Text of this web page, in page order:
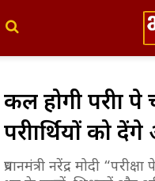
कल होगी परीक्षा
परीक्षार्थियों को
प्रधानमंत्री नरेंद्र मोदी